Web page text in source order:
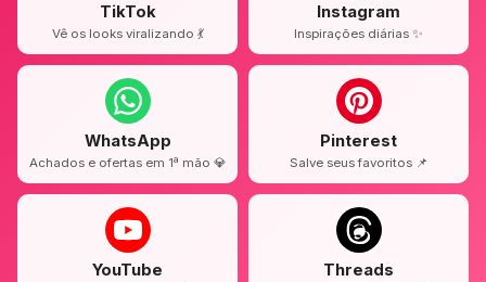
TikTok
Vê os looks viralizando 💃
Instagram
Inspirações diárias ✨
WhatsApp
Achados e ofertas em 1ª mão 💎
Pinterest
Salve seus favoritos 📌
YouTube Threads